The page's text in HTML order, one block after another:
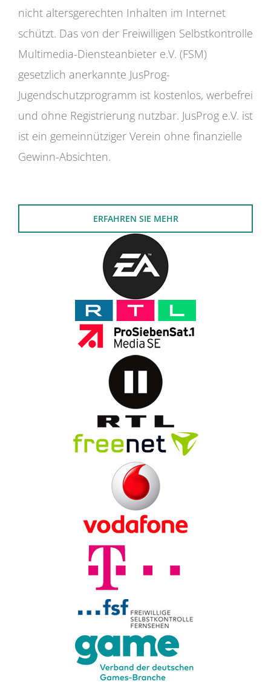
nicht altersgerechten Inhalten im Internet
schützt. Das von der Freiwilligen Selbstkontrolle
Multimedia-Diensteanbieter e.V. (FSM)
gesetzlich anerkannte JusProg-
Jugendschutzprogramm ist kostenlos, werbefrei
und ohne Registrierung nutzbar. JusProg e.V. ist
ist ein gemeinnütziger Verein ohne finanzielle
Gewinn-Absichten.
ERFAHREN SIE MEHR